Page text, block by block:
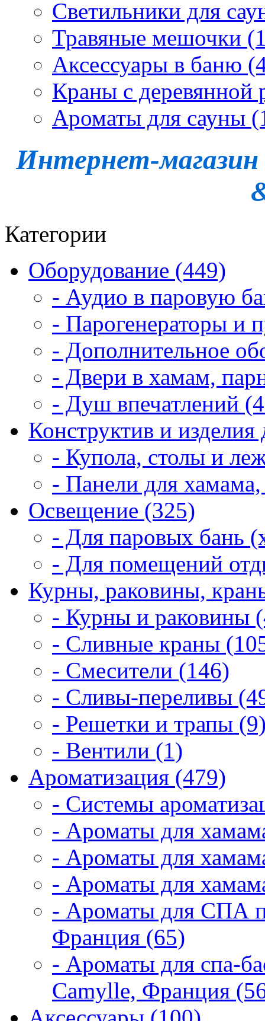
Светильники для
Травяные мешочки
Аксессуары в баню
Краны с деревянной
Ароматы для сауны
Интернет-магазин
Категории
Оборудование (449)
- Аудио в паровую
- Парогенераторы и
- Дополнительное
- Двери в хамам,
- Душ впечатлений
Конструктив и
- Купола, столы и
- Панели для
Освещение (325)
- Для паровых бань
- Для помещений
Курны, раковины,
- Курны и раковины
- Сливные краны
- Смесители (146)
- Сливы-переливы
- Решетки и трапы
- Вентили (1)
Ароматизация (479)
- Системы
- Ароматы для
- Ароматы для
- Ароматы для
- Ароматы для СПА
Франция (65)
- Ароматы для спа-
Camylle, Франция